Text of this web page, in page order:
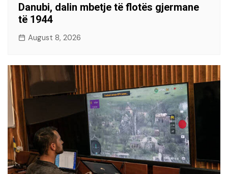
Danubi, dalin mbetje të flotës gjermane
të 1944
August 8, 2026